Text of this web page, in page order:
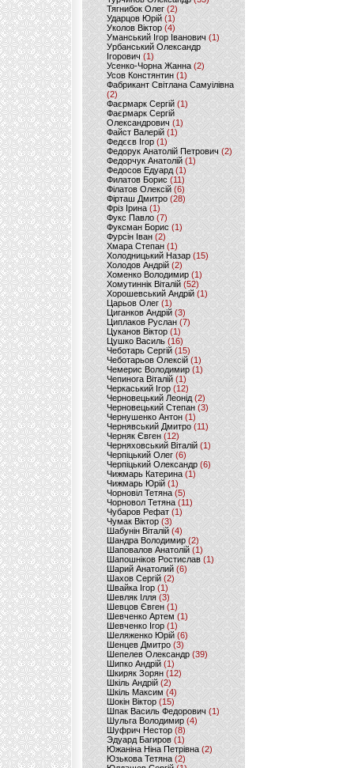
Тягнибок Олег (2)
Ударцов Юрій (1)
Уколов Віктор(4)
Уманський Ігор Іванович(1)
Урбанський Олександр
Ігорович (1)
Усенко-Чорна Жанна (2)
Усов Констянтин(1)
Фабрикант Світлана Самуілівна
(2)
Фаєрмарк Сергій(1)
Фаєрмарк Сергій
Олександрович (1)
Файст Валерій(1)
Федєєв Ігор (1)
Федорук Анатолій Петрович (2)
Федорчук Анатолій (1)
Федосов Едуард (1)
Филатов Борис (11)
Філатов Олексій (6)
Фірташ Дмитро (28)
Фріз Ірина (1)
Фукс Павло (7)
Фуксман Борис (1)
Фурсін Іван (2)
Хмара Степан(1)
Холодницький Назар(15)
Холодов Андрій (2)
Хоменко Володимир (1)
Хомутиннік Віталій (52)
Хорошевський Андрій (1)
Царьов Олег (1)
Циганков Андрій (3)
Циплаков Руслан(7)
Цуканов Віктор (1)
Цушко Василь (16)
Чеботарь Сергій (15)
Чеботарьов Олексій (1)
Чемерис Володимир (1)
Чепинога Віталій (1)
Черкаський Ігор (12)
Черновецький Леонід(2)
Черновецький Степан (3)
Чернушенко Антон (1)
Чернявський Дмитро(11)
Черняк Євген(12)
Черняховський Віталій (1)
Черпіцький Олег (6)
Черпіцький Олександр (6)
Чижмарь Катерина (1)
Чижмарь Юрій (1)
Чорновіл Тетяна (5)
Чорновол Тетяна (11)
Чубаров Рефат (1)
Чумак Віктор(3)
Шабунін Віталій (4)
Шандра Володимир (2)
Шаповалов Анатолій(1)
Шапошніков Ростислав(1)
Шарий Анатолий(6)
Шахов Сергій(2)
Швайка Ігор (1)
Шевляк Ілля (3)
Шевцов Євген (1)
Шевченко Артем(1)
Шевченко Ігор(1)
Шеляженко Юрій (6)
Шенцев Дмитро (3)
Шепелев Олександр (39)
Шипко Андрій(1)
Шкиряк Зорян(12)
Шкіль Андрій(2)
Шкіль Максим (4)
Шокін Віктор (15)
Шпак Василь Федорович (1)
Шульга Володимир (4)
Шуфрич Нестор(8)
Эдуард Багиров (1)
Южаніна Ніна Петрівна (2)
Юзькова Тетяна(2)